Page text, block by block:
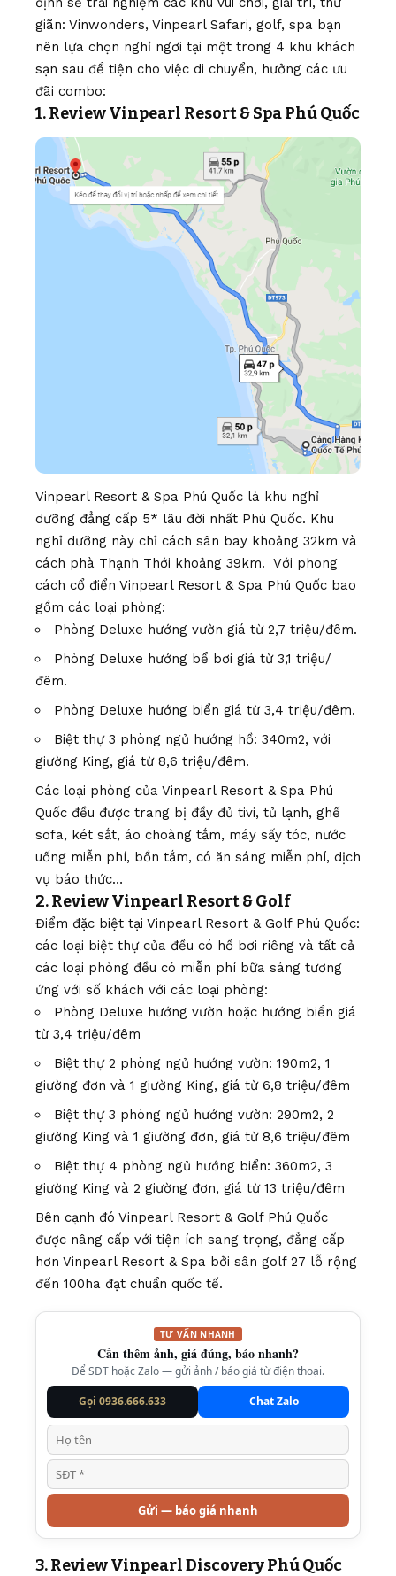
giãn: Vinwonders, Vinpearl Safari, golf, spa bạn
nên lựa chọn nghỉ ngơi tại một trong 4 khu khách
sạn sau để tiện cho việc di chuyển, hưởng các ưu
đãi combo:
1. Review Vinpearl Resort & Spa Phú Quốc
Vinpearl Resort & Spa Phú Quốc là khu nghỉ
dưỡng đẳng cấp 5* lâu đời nhất Phú Quốc. Khu
nghỉ dưỡng này chỉ cách sân bay khoảng 32km và
cách phà Thạnh Thới khoảng 39km. Với phong
cách cổ điển Vinpearl Resort & Spa Phú Quốc bao
gồm các loại phòng:
Phòng Deluxe hướng vườn giá từ 2,7 triệu/đêm.
Phòng Deluxe hướng bể bơi giá từ 3,1 triệu/
đêm.
Phòng Deluxe hướng biển giá từ 3,4 triệu/đêm.
Biệt thự 3 phòng ngủ hướng hồ: 340m2, với
giường King, giá từ 8,6 triệu/đêm.
Các loại phòng của Vinpearl Resort & Spa Phú
Quốc đều được trang bị đầy đủ tivi, tủ lạnh, ghế
sofa, két sắt, áo choàng tắm, máy sấy tóc, nước
uống miễn phí, bồn tắm, có ăn sáng miễn phí, dịch
vụ báo thức…
2. Review Vinpearl Resort & Golf
Điểm đặc biệt tại Vinpearl Resort & Golf Phú Quốc:
các loại biệt thự của đều có hồ bơi riêng và tất cả
các loại phòng đều có miễn phí bữa sáng tương
ứng với số khách với các loại phòng:
Phòng Deluxe hướng vườn hoặc hướng biển giá
từ 3,4 triệu/đêm
Biệt thự 2 phòng ngủ hướng vườn: 190m2, 1
giường đơn và 1 giường King, giá từ 6,8 triệu/đêm
Biệt thự 3 phòng ngủ hướng vườn: 290m2, 2
giường King và 1 giường đơn, giá từ 8,6 triệu/đêm
Biệt thự 4 phòng ngủ hướng biển: 360m2, 3
giường King và 2 giường đơn, giá từ 13 triệu/đêm
Bên cạnh đó Vinpearl Resort & Golf Phú Quốc
được nâng cấp với tiện ích sang trọng, đẳng cấp
hơn Vinpearl Resort & Spa bởi sân golf 27 lỗ rộng
đến 100ha đạt chuẩn quốc tế.
TƯ VẤN NHANH
Cần thêm ảnh, giá đúng, báo nhanh?
Để SĐT hoặc Zalo — gửi ảnh / báo giá từ điện thoại.
Gọi 0936.666.633
Chat Zalo
Gửi — báo giá nhanh
3. Review Vinpearl Discovery Phú Quốc